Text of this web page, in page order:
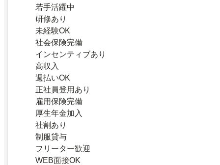
若手活躍中
研修あり
未経験OK
社会保険完備
インセンティブあり
高収入
週払いOK
正社員登用あり
雇用保険完備
厚生年金加入
社割あり
制服貸与
フリーター歓迎
WEB面接OK